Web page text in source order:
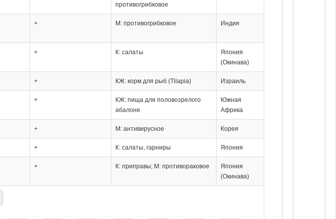
противогрибковое
+ М: противогрибковое Индия
+ К: салаты
Япония
(Окинава)
+ КЖ: корм для рыб (Tilapia) Израиль
+
КЖ: пища для половозрелого
абалоне
Южная
Африка
+ М: антивирусное Корея
+ К: салаты, гарниры Япония
+ К: приправы; М: противораковое
Япония
(Окинава)